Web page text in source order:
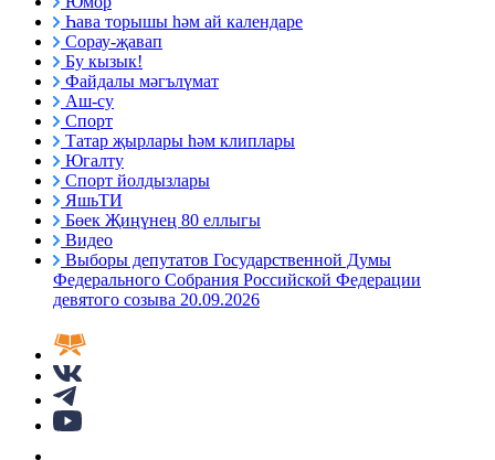
Һава торышы һәм ай календаре
Сорау-җавап
Бу кызык!
Файдалы мәгълүмат
Аш-су
Спорт
Татар җырлары һәм клиплары
Югалту
Спорт йолдызлары
ЯшьТИ
Бөек Җиңүнең 80 еллыгы
Видео
Выборы депутатов Государственной Думы
Федерального Собрания Российской Федерации
девятого созыва 20.09.2026